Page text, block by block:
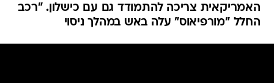
האמריקאית צריכה להתמודד גם עם כישלון. "רכב
החלל "מורפיאוס" עלה באש במהלך ניסוי